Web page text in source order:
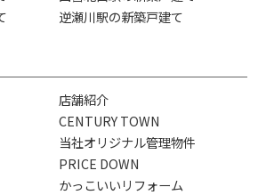
逆瀬川駅の新築戸建て
店舗紹介
CENTURY TOWN
当社オリジナル管理物件
PRICE DOWN
かっこいいリフォーム